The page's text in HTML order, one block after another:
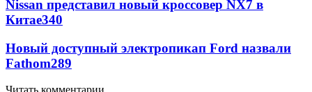
Nissan представил новый кроссовер NX7 в
Китае340
Новый доступный электропикап Ford назвали
Fathom289